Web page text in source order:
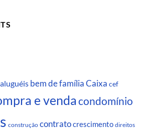
aluguéis bem de família Caixa cef
e vendacondomínio
construção contratocrescimento direitos